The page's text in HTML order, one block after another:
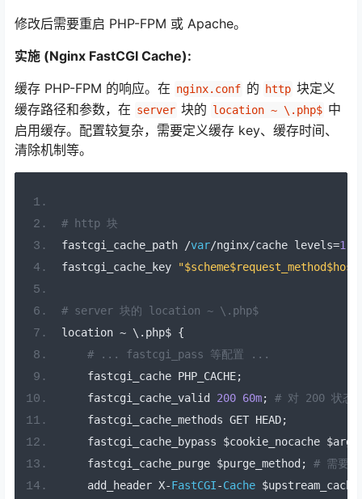
修改后需要重启 PHP-FPM 或 Apache。
实施 (Nginx FastCGI Cache):
缓存 PHP-FPM 的响应。在 nginx.conf 的 http 块定义
缓存路径和参数，在 server 块的 location ~ \.php$ 中
启用缓存。配置较复杂，需要定义缓存 key、缓存时间、
清除机制等。
# http 块
fastcgi_cache_path
/var/nginx/cache levels=1
fastcgi_cache_key
# server 块的 location ~ \.php$
location ~ \.php$ {
# ... fastcgi_pass 等配置 ...
    fastcgi_cache PHP_CACHE
;
    fastcgi_cache_valid
200 60m;
# 对 200 状态
    fastcgi_cache_methods GET HEAD
;
fastcgi_cache_bypass $cookie_nocache
    fastcgi_cache_purge $purge_method
;
# 需要
    add_header X
-FastCGI-Cache